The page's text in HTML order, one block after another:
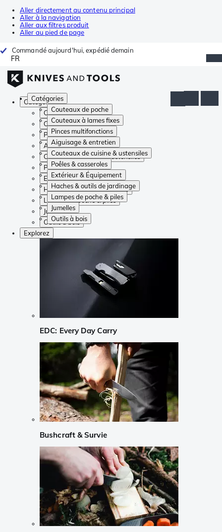
Aller directement au contenu principal
Aller à la navigation
Aller aux filtres produit
Aller au pied de page
Commandé aujourd'hui, expédié demain
FR
Catégories
Couteaux de poche
Couteaux à lames fixes
Pinces multifonctions
Aiguisage & entretien
Couteaux de cuisine & ustensiles
Poêles & casseroles
Extérieur & Équipement
Haches & outils de jardinage
Lampes de poche & piles
Jumelles
Outils à bois
Catégories
Couteaux de poche
Couteaux à lames fixes
Pinces multifonctions
Aiguisage & entretien
Couteaux de cuisine & ustensiles
Poêles & casseroles
Extérieur & Équipement
Haches & outils de jardinage
Lampes de poche & piles
Jumelles
Outils à bois
Explorez
EDC: Every Day Carry
Bushcraft & Survie